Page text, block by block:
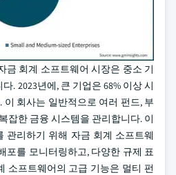
금 회계 소프트웨어 시장은 중소 기
. 2023년에, 큰 기업은 68% 이상 시
회사는 일반적으로 여러 펀드, 부
잡한 금융 시스템을 관리합니다. 이
관리하기 위해 자금 회계 소프트웨
포를 모니터링하고, 다양한 규제 표
소프트웨어의 고급 기능은 멀티 펀